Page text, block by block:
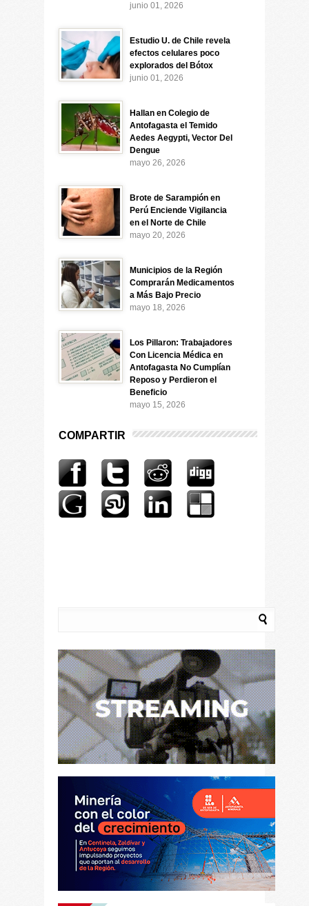
junio 01, 2026
Estudio U. de Chile revela
efectos celulares poco
explorados del Bótox
junio 01, 2026
Hallan en Colegio de
Antofagasta el Temido
Aedes Aegypti, Vector Del
Dengue
mayo 26, 2026
Brote de Sarampión en
Perú Enciende Vigilancia
en el Norte de Chile
mayo 20, 2026
Municipios de la Región
Comprarán Medicamentos
a Más Bajo Precio
mayo 18, 2026
Los Pillaron: Trabajadores
Con Licencia Médica en
Antofagasta No Cumplían
Reposo y Perdieron el
Beneficio
mayo 15, 2026
COMPARTIR